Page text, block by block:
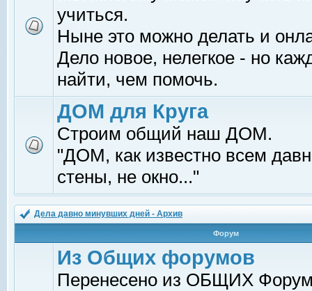
учиться.
Ныне это можно делать и
Дело новое, нелегкое - но
найти, чем помочь.
ДОМ для Круга
Строим общий наш ДОМ.
"ДОМ, как известно всем
стены, не окно..."
Дела давно минувших дней - Архив
Форум
Из Общих форумов
Перенесено из ОБЩИХ